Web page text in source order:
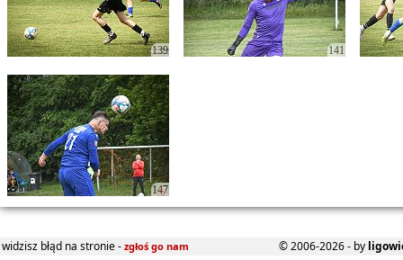
139 141
147
widzisz błąd na stronie - zgłoś go nam © 2006-2026 - by